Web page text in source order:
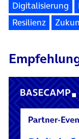
Digitalisierung
Resilienz